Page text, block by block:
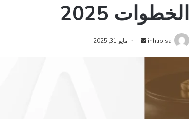
الخطوات 2025
inhub sa
أرسل مايو 31, 2025